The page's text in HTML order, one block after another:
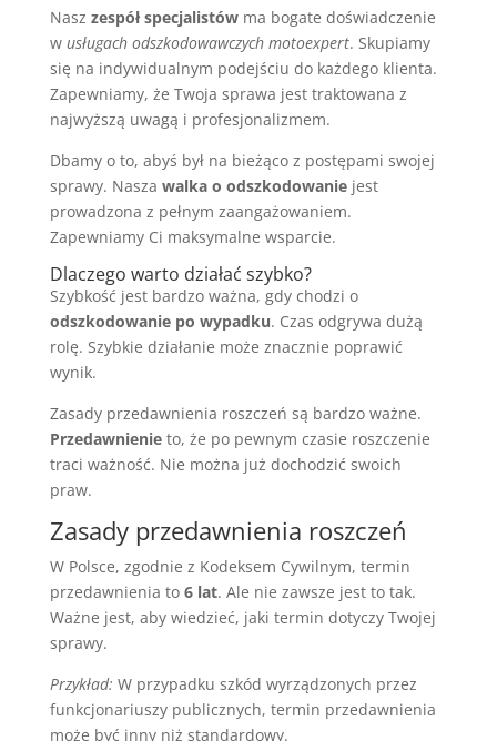
Nasz zespół specjalistówma bogate doświadczenie
w usługach odszkodowawczych motoexpert. Skupiamy
się na indywidualnym podejściu do każdego klienta.
Zapewniamy, że Twoja sprawa jest traktowana z
najwyższą uwagą i profesjonalizmem.
Dbamy o to, abyś był na bieżąco z postępami swojej
sprawy. Nasza walka o odszkodowaniejest
prowadzona z pełnym zaangażowaniem.
Zapewniamy Ci maksymalne wsparcie.
Dlaczego warto działać szybko?
Szybkość jest bardzo ważna, gdy chodzi o
odszkodowanie po wypadku. Czas odgrywa dużą
rolę. Szybkie działanie może znacznie poprawić
wynik.
Zasady przedawnienia roszczeń są bardzo ważne.
Przedawnienieto, że po pewnym czasie roszczenie
traci ważność. Nie można już dochodzić swoich
praw.
Zasady przedawnienia roszczeń
W Polsce, zgodnie z Kodeksem Cywilnym, termin
przedawnienia to 6 lat. Ale nie zawsze jest to tak.
Ważne jest, aby wiedzieć, jaki termin dotyczy Twojej
sprawy.
Przykład: W przypadku szkód wyrządzonych przez
funkcjonariuszy publicznych, termin przedawnienia
może być inny niż standardowy.